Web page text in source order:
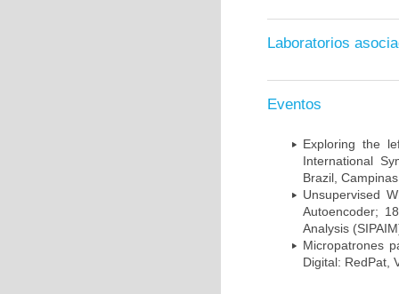
Laboratorios
Eventos
Exploring the
International
Brazil,
Unsupervised
Autoencoder;
Analysis
Micropatrones
Digital: RedPat,